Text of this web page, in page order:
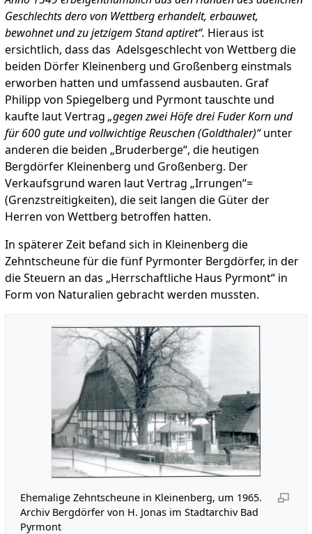
Geschlechts dero von Wettberg erhandelt, erbauwet,
bewohnet und zu jetzigem Stand aptiret“. Hieraus ist
ersichtlich, dass das Adelsgeschlecht von Wettberg die
beiden Dörfer Kleinenberg und Großenberg einstmals
erworben hatten und umfassend ausbauten. Graf
Philipp von Spiegelberg und Pyrmont tauschte und
kaufte laut Vertrag „gegen zwei Höfe drei Fuder Korn und
für 600 gute und vollwichtige Reuschen (Goldthaler)“unter
anderen die beiden „Bruderberge“, die heutigen
Bergdörfer Kleinenberg und Großenberg. Der
Verkaufsgrund waren laut Vertrag „Irrungen“=
(Grenzstreitigkeiten), die seit langen die Güter der
Herren von Wettberg betroffen hatten.
In späterer Zeit befand sich in Kleinenberg die
Zehntscheune für die fünf Pyrmonter Bergdörfer, in der
die Steuern an das „Herrschaftliche Haus Pyrmont“ in
Form von Naturalien gebracht werden mussten.
Ehemalige Zehntscheune in Kleinenberg, um 1965.
Archiv Bergdörfer von H. Jonas im Stadtarchiv Bad
Pyrmont